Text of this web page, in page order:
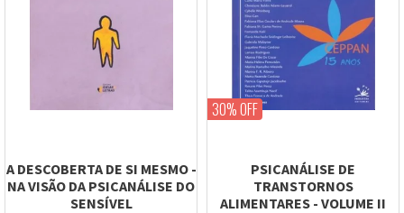
A DESCOBERTA DE SI MESMO -
NA VISÃO DA PSICANÁLISE DO
SENSÍVEL
30% OFF
PSICANÁLISE DE
TRANSTORNOS
ALIMENTARES - VOLUME II